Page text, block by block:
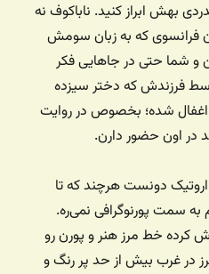
ابراز کنید. ناباکوف نه
فرانسوی که به زبان سومش
و شما حتی در جاهایی فکر
فرزندش که دختر سیزده
شده؛ بخصوص در روایت
در اون حضور دارن.
دونست هرچند که تا
سمت پورنوگرافی نمی‌ره.
کرده خط مرز هنر و پورن رو
در غرب بیش از حد پر رنگ و